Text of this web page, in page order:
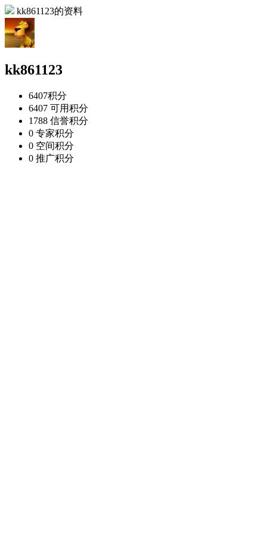
kk861123的资料
kk861123
6407积分
6407 可用积分
1788 信誉积分
0 专家积分
0 空间积分
0 推广积分